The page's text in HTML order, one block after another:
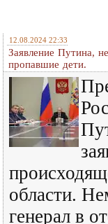
12.08.2024 22:33
Заявление Путина,
пропавшие дети.
области.
генерал в